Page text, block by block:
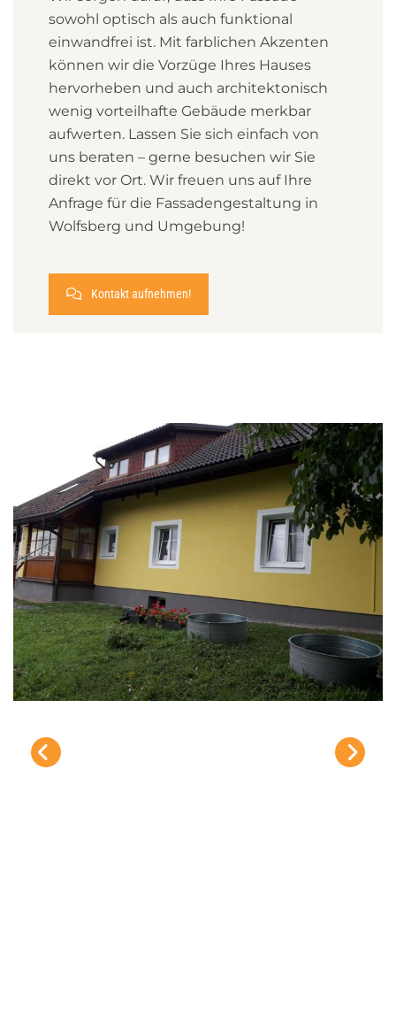
sowohl optisch als auch funktional
einwandfrei ist. Mit farblichen Akzenten
können wir die Vorzüge Ihres Hauses
hervorheben und auch architektonisch
wenig vorteilhafte Gebäude merkbar
aufwerten. Lassen Sie sich einfach von
uns beraten – gerne besuchen wir Sie
direkt vor Ort. Wir freuen uns auf Ihre
Anfrage für die Fassadengestaltung in
Wolfsberg und Umgebung!
Kontakt aufnehmen!